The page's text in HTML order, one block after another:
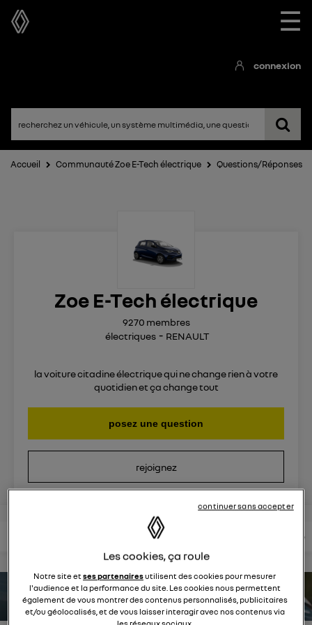
☰
connexion
Accueil Communauté Zoe E-Tech électrique Questions/Réponses
Zoe E-Tech électrique
électriques RENAULT
9270 membres
la voiture citadine électrique qui ne change rien à votre
quotidien et ça change tout
posez une question
rejoignez
lire les articles consultez votre notice
estimez votre autonomie
Les cookies, ça roule
Notre site etses partenairesutilisent des cookies pour mesurer
l'audience et la performance du site. Les cookies nous permettent
également de vous montrer des contenus personnalisés, publicitaires
et/ou géolocalisés, et de vous laisser interagir avec nos contenus via
continuer sans accepter